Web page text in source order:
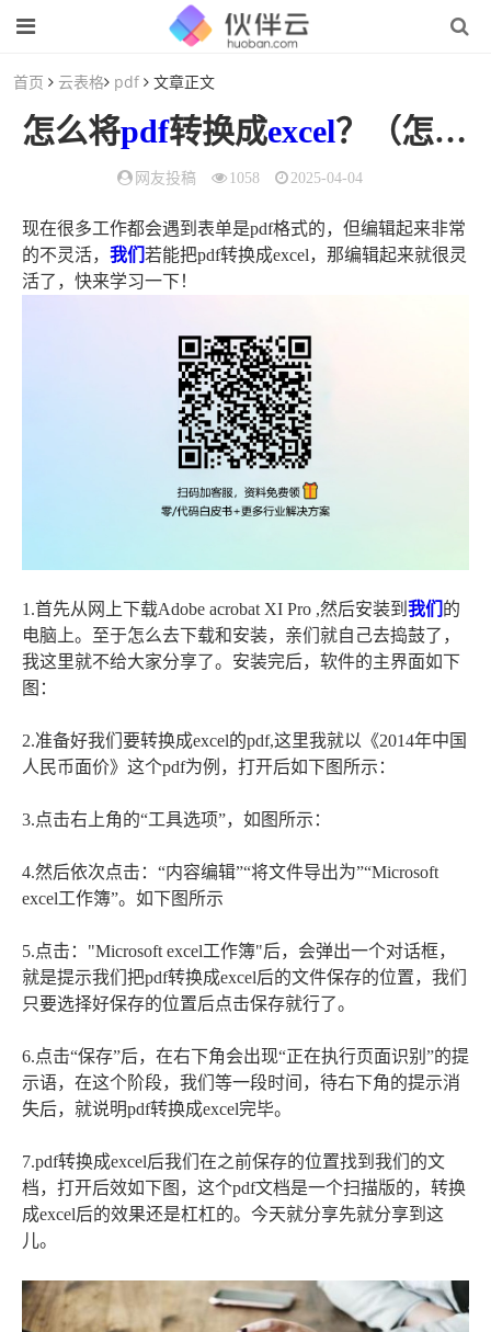
首页 云表格 pdf 文章正文
怎么将pdf转换成excel？（怎么将
网友投稿 1058 2025-04-04
现在很多工作都会遇到表单是pdf格式的，但编辑起来非常
的不灵活， 我们 若能把pdf转换成excel，那编辑起来就很灵
活了，快来学习一下！
1.首先从网上下载Adobe acrobat XI Pro ,然后安装到 我们 的
电脑上。至于怎么去下载和安装，亲们就自己去捣鼓了，
我这里就不给大家分享了。安装完后，软件的主界面如下
图：
2.准备好我们要转换成excel的pdf,这里我就以《2014年中国
人民币面价》这个pdf为例，打开后如下图所示：
3.点击右上角的“工具选项”，如图所示：
4.然后依次点击：“内容编辑”“将文件导出为”“Microsoft
excel工作簿”。如下图所示
5.点击："Microsoft excel工作簿"后，会弹出一个对话框，
就是提示我们把pdf转换成excel后的文件保存的位置，我们
只要选择好保存的位置后点击保存就行了。
6.点击“保存”后，在右下角会出现“正在执行页面识别”的提
示语，在这个阶段，我们等一段时间，待右下角的提示消
失后，就说明pdf转换成excel完毕。
7.pdf转换成excel后我们在之前保存的位置找到我们的文
档，打开后效如下图，这个pdf文档是一个扫描版的，转换
成excel后的效果还是杠杠的。今天就分享先就分享到这
儿。